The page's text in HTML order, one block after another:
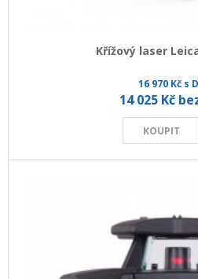
Křížový laser
16 970 Kč s
14 025 Kč
KOUPIT